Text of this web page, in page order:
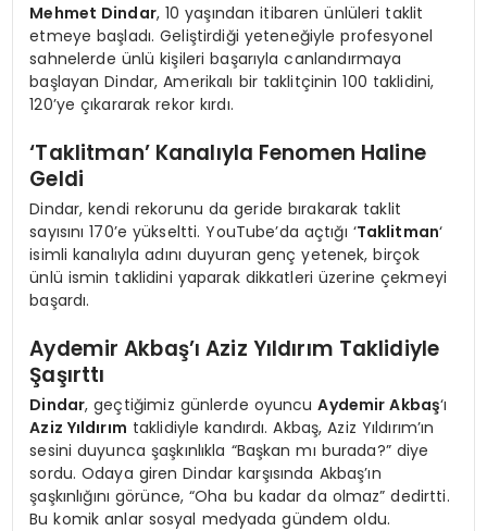
Mehmet Dindar, 10 yaşından itibaren ünlüleri taklit
etmeye başladı. Geliştirdiği yeteneğiyle profesyonel
sahnelerde ünlü kişileri başarıyla canlandırmaya
başlayan Dindar, Amerikalı bir taklitçinin 100 taklidini,
120’ye çıkararak rekor kırdı.
‘Taklitman’ Kanalıyla Fenomen Haline
Geldi
Dindar, kendi rekorunu da geride bırakarak taklit
sayısını 170’e yükseltti. YouTube’da açtığı ‘Taklitman‘
isimli kanalıyla adını duyuran genç yetenek, birçok
ünlü ismin taklidini yaparak dikkatleri üzerine çekmeyi
başardı.
Aydemir Akbaş’ı Aziz Yıldırım Taklidiyle
Şaşırttı
Dindar, geçtiğimiz günlerde oyuncuAydemir Akbaş‘ı
Aziz Yıldırım taklidiyle kandırdı. Akbaş, Aziz Yıldırım’ın
sesini duyunca şaşkınlıkla “Başkan mı burada?” diye
sordu. Odaya giren Dindar karşısında Akbaş’ın
şaşkınlığını görünce, “Oha bu kadar da olmaz” dedirtti.
Bu komik anlar sosyal medyada gündem oldu.